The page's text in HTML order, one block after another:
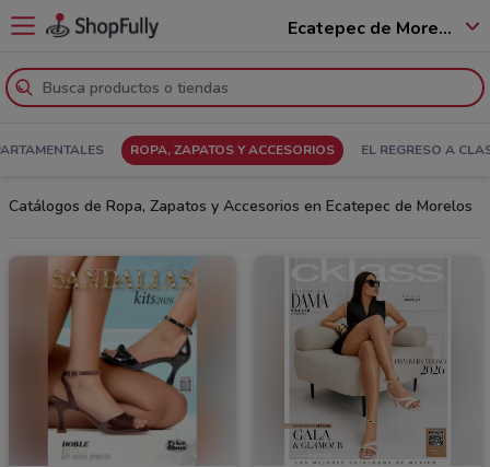
Ecatepec de Morelos - 55100
ROPA, ZAPATOS Y ACCESORIOS EL REGRESO A
Catálogos de Ropa, Zapatos y Accesorios en Ecatepec de Morelos